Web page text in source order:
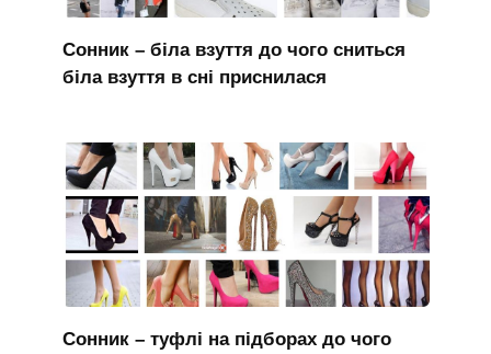
Сонник – біла взуття до чого сниться
біла взуття в сні приснилася
Сонник – туфлі на підборах до чого